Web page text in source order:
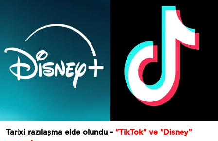
Tarixi razılaşma əldə olundu - "TikTok" və "Disney”